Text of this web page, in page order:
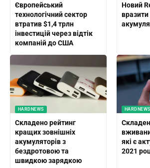
Європейський
технологічний сектор
втратив $1,4 трлн
інвестицій через відтік
компаній до США
Новий
HARDNEWS
Складено рейтинг
кращих зовнішніх
акумуляторів з
бездротовою та
швидкою зарядкою
HARDNEWS
які є
2021